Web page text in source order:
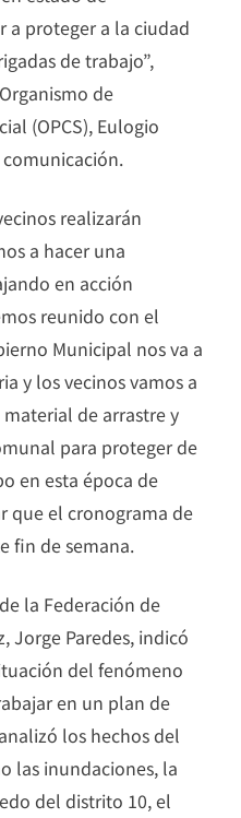
a proteger a la ciudad
de trabajo”,
de
(OPCS), Eulogio
realizarán
a hacer una
en acción
reunido con el
Municipal nos va a
y los vecinos vamos a
de arrastre y
para proteger de
en esta época de
que el cronograma de
fin de semana.
la Federación de
Jorge Paredes, indicó
del fenómeno
en un plan de
los hechos del
las inundaciones, la
del distrito 10, el